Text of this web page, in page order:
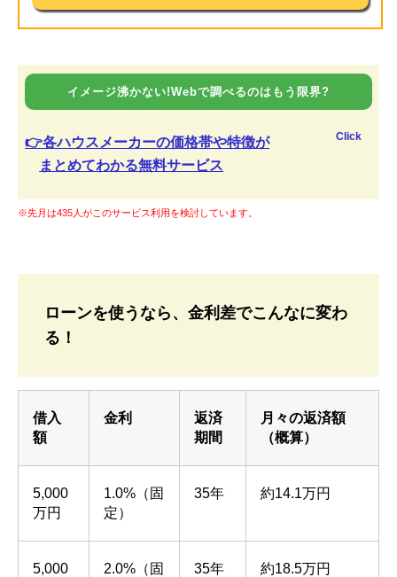
イメージ沸かない!Webで調べるのはもう限界?
👉各ハウスメーカーの価格帯や特徴が
まとめてわかる無料サービス
Click
※先月は435人がこのサービス利用を検討しています。
ローンを使うなら、金利差でこんなに変わ
る！
借入
額
金利
返済
期間
月々の返済額
（概算）
5,000
万円
1.0%（固
定）
35年 約14.1万円
5,000
2.0%（固
35年 約18.5万円